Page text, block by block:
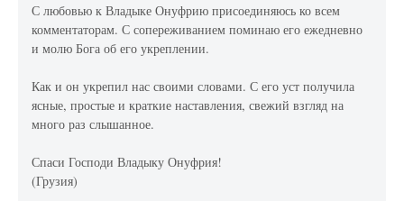
С любовью к Владыке Онуфрию присоединяюсь ко всем
комментаторам. С сопереживанием поминаю его ежедневно
и молю Бога об его укреплении.
Как и он укрепил нас своими словами. С его уст получила
ясные, простые и краткие наставления, свежий взгляд на
много раз слышанное.
Спаси Господи Владыку Онуфрия!
(Грузия)